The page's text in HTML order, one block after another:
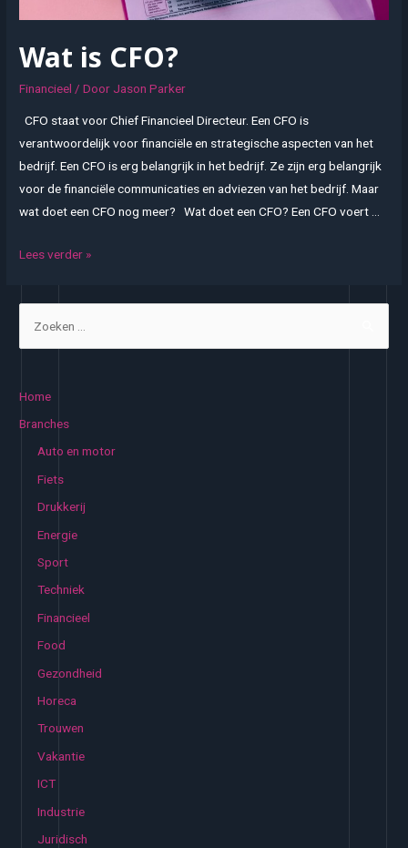
Wat is CFO?
Financieel / Door Jason Parker
CFO staat voor Chief Financieel Directeur. Een CFO is
verantwoordelijk voor financiële en strategische aspecten van het
bedrijf. Een CFO is erg belangrijk in het bedrijf. Ze zijn erg belangrijk
voor de financiële communicaties en adviezen van het bedrijf. Maar
wat doet een CFO nog meer? Wat doet een CFO? Een CFO voert …
Wat
Lees verder »
Home
Branches
Auto en motor
Fiets
Drukkerij
Energie
Sport
Techniek
Financieel
Food
Gezondheid
Horeca
Trouwen
Vakantie
ICT
Industrie
Juridisch